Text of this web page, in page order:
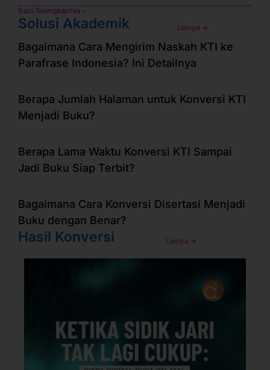
Baca Selengkapnya »
Solusi Akademik Lainya ➜
Bagaimana Cara Mengirim Naskah KTI ke
Parafrase Indonesia? Ini Detailnya
Berapa Jumlah Halaman untuk Konversi KTI
Menjadi Buku?
Berapa Lama Waktu Konversi KTI Sampai
Jadi Buku Siap Terbit?
Bagaimana Cara Konversi Disertasi Menjadi
Buku dengan Benar?
Hasil Konversi Lainya ➜